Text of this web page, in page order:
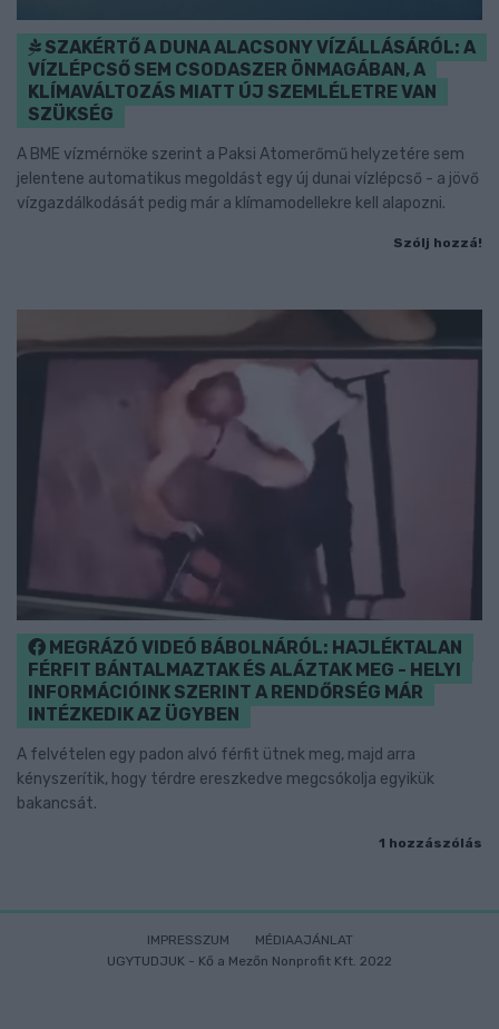
SZAKÉRTŐ A DUNA ALACSONY VÍZÁLLÁSÁRÓL: A
VÍZLÉPCSŐ SEM CSODASZER ÖNMAGÁBAN, A
KLÍMAVÁLTOZÁS MIATT ÚJ SZEMLÉLETRE VAN
SZÜKSÉG
A BME vízmérnöke szerint a Paksi Atomerőmű helyzetére sem
jelentene automatikus megoldást egy új dunai vízlépcső - a jövő
vízgazdálkodását pedig már a klímamodellekre kell alapozni.
Szólj hozzá!
MEGRÁZÓ VIDEÓ BÁBOLNÁRÓL: HAJLÉKTALAN
FÉRFIT BÁNTALMAZTAK ÉS ALÁZTAK MEG - HELYI
INFORMÁCIÓINK SZERINT A RENDŐRSÉG MÁR
INTÉZKEDIK AZ ÜGYBEN
A felvételen egy padon alvó férfit ütnek meg, majd arra
kényszerítik, hogy térdre ereszkedve megcsókolja egyikük
bakancsát.
1 hozzászólás
IMPRESSZUM
MÉDIAAJÁNLAT
UGYTUDJUK - Kő a Mezőn Nonprofit Kft. 2022